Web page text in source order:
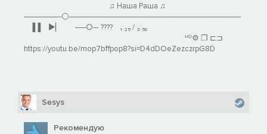
⠀⠀⠀⠀⠀⠀⠀⠀⠀⠀⠀⠀⠀⠀ ♫ Наша Раша ♫⠀⠀⠀⠀
───────⚪────────────────────────────────
⠀▐▐ ⠀►▏ ⠀⠀──○─ ???? ⠀₁:₂₅ / ₃:₅₀
⠀⠀⠀⠀⠀⠀⠀⠀⠀⠀⠀⠀⠀⠀⠀⠀⠀⠀⠀⠀⠀⠀⠀⠀⠀⠀⠀ᴴᴰ⚙ ❐ ⊏⊐
https://youtu.be/mop7bffpop8?si=D4dDOeZezczrpG8D
Sesys
Рекомендую